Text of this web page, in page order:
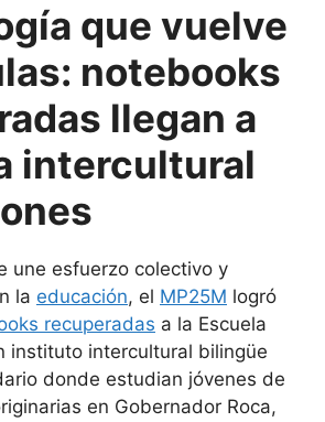
que vuelve
notebooks
llegan a
intercultural
une esfuerzo colectivo y
la educación, el MP25M logró
recuperadas a la Escuela
instituto intercultural bilingüe
donde estudian jóvenes de
en Gobernador Roca,